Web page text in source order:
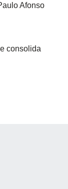
Afonso
consolida